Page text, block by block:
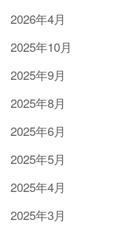
2026年4月
2025年10月
2025年9月
2025年8月
2025年6月
2025年5月
2025年4月
2025年3月